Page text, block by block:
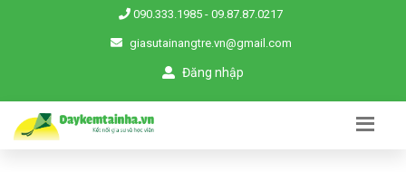
090.333.1985 - 09.87.87.0217
giasutainangtre.vn@gmail.com
Đăng nhập